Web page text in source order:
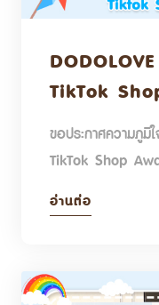
TikTok
ขอประกาศความภูมิ
TikTok Shop
อ่านต่อ